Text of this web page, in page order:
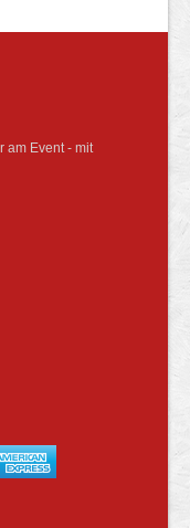
am Event - mit